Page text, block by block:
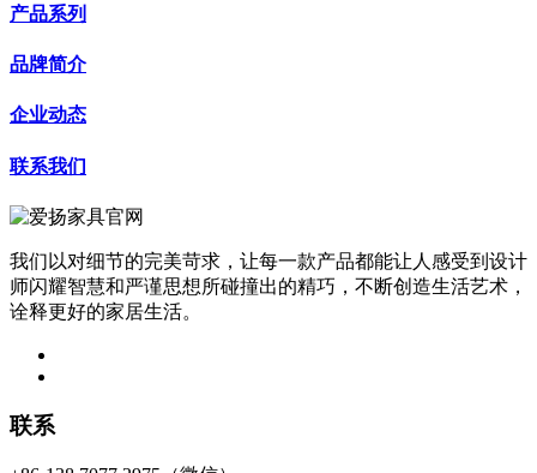
产品系列
品牌简介
企业动态
联系我们
我们以对细节的完美苛求，让每一款产品都能让人感受到设计
师闪耀智慧和严谨思想所碰撞出的精巧，不断创造生活艺术，
诠释更好的家居生活。
联系